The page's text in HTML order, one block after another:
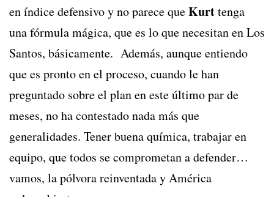
en índice defensivo y no parece queKurttenga
una fórmula mágica, que es lo que necesitan en Los
Santos, básicamente. Además, aunque entiendo
que es pronto en el proceso, cuando le han
preguntado sobre el plan en este último par de
meses, no ha contestado nada más que
generalidades. Tener buena química, trabajar en
equipo, que todos se comprometan a defender…
vamos, la pólvora reinventada y América